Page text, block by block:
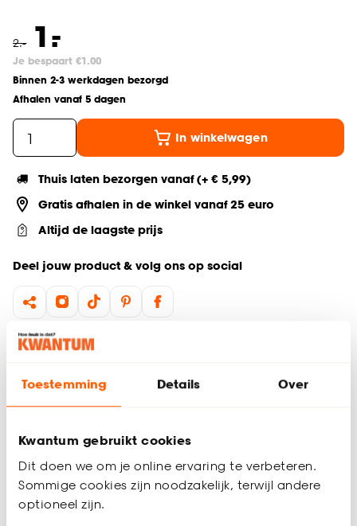
Toestemming Details Over
Kwantum gebruikt cookies
Dit doen we om je online ervaring te verbeteren.
Sommige cookies zijn noodzakelijk, terwijl andere
optioneel zijn.
2.- 1.
-
Je bespaart €1.00
Binnen 2-3 werkdagen bezorgd
Afhalen vanaf 5 dagen
In winkelwagen
Thuis laten bezorgen vanaf (+ € 5,99)
Gratis afhalen in de winkel vanaf 25 euro
Altijd de laagste prijs
Deel jouw product & volg ons op social
Productomschrijving
woonaccessoire dat direct pit geeft aan je interieur.
Uitgevoerd in een levendige paarse kleur en gemaakt van
en modern ontwerp is geschikt voor één dinerkaars en brengt
eyecatcher die perfect past in keuken of woonkamer.
Productspecificaties